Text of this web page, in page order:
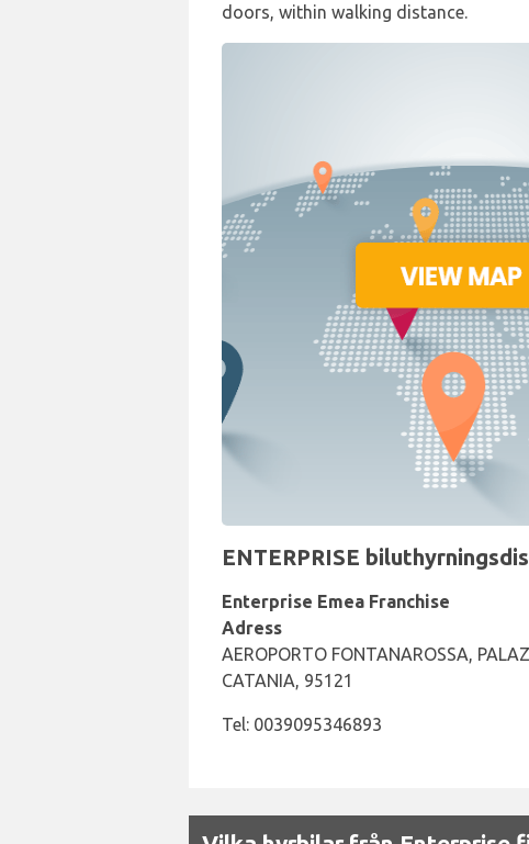
doors, within walking distance.
ENTERPRISE
Enterprise Emea Franchise
Adress
AEROPORTO FONTANAROSSA,
CATANIA, 95121
Tel: 0039095346893